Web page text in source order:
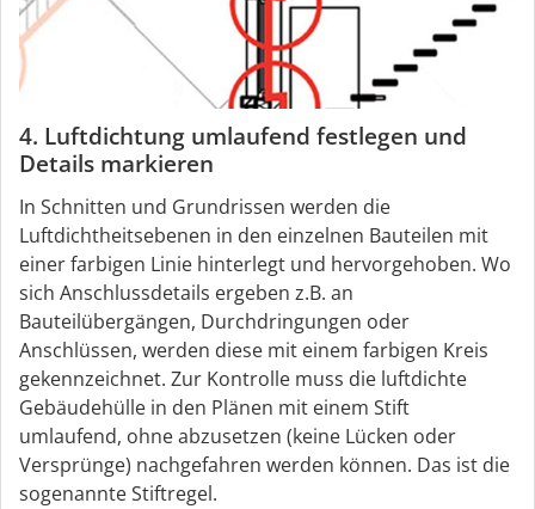
4. Luftdichtung umlaufend festlegen und
Details markieren
In Schnitten und Grundrissen werden die
Luftdichtheitsebenen in den einzelnen Bauteilen mit
einer farbigen Linie hinterlegt und hervorgehoben. Wo
sich Anschlussdetails ergeben z.B. an
Bauteilübergängen, Durchdringungen oder
Anschlüssen, werden diese mit einem farbigen Kreis
gekennzeichnet. Zur Kontrolle muss die luftdichte
Gebäudehülle in den Plänen mit einem Stift
umlaufend, ohne abzusetzen (keine Lücken oder
Versprünge) nachgefahren werden können. Das ist die
sogenannte Stiftregel.